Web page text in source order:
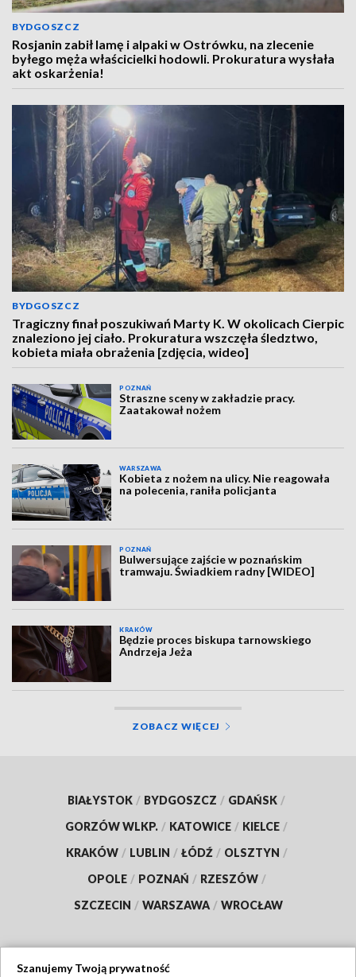
BYDGOSZCZ
Rosjanin zabił lamę i alpaki w Ostrówku, na zlecenie
byłego męża właścicielki hodowli. Prokuratura wysłała
akt oskarżenia!
BYDGOSZCZ
Tragiczny finał poszukiwań Marty K. W okolicach Cierpic
znaleziono jej ciało. Prokuratura wszczęła śledztwo,
kobieta miała obrażenia [zdjęcia, wideo]
POZNAŃ
Straszne sceny w zakładzie pracy.
Zaatakował nożem
WARSZAWA
Kobieta z nożem na ulicy. Nie reagowała
na polecenia, raniła policjanta
POZNAŃ
Bulwersujące zajście w poznańskim
tramwaju. Świadkiem radny [WIDEO]
KRAKÓW
Będzie proces biskupa tarnowskiego
Andrzeja Jeża
ZOBACZ WIĘCEJ
BIAŁYSTOK / BYDGOSZCZ / GDAŃSK /
GORZÓW WLKP. / KATOWICE / KIELCE /
KRAKÓW / LUBLIN / ŁÓDŹ / OLSZTYN /
OPOLE / POZNAŃ / RZESZÓW /
SZCZECIN / WARSZAWA / WROCŁAW
Szanujemy Twoją prywatność